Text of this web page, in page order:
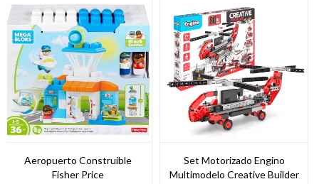
Aeropuerto Construible
Fisher Price
Set Motorizado Engino
Multimodelo Creative Builder